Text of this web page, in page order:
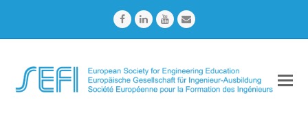
FacebookLinkedInYoutubeEmail